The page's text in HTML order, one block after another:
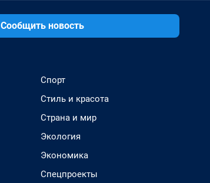
Сообщить новость
Спорт
Стиль и красота
Страна и мир
Экология
Экономика
Спецпроекты